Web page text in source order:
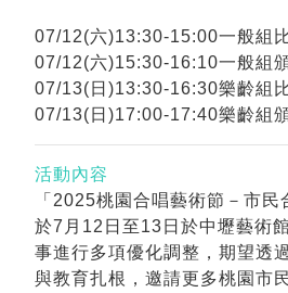
07/12(六)13:30-15:00一般組
07/12(六)15:30-16:10一般組
07/13(日)13:30-16:30樂齡組
07/13(日)17:00-17:40樂齡組
活動內容
「2025桃園合唱藝術節－市
於7月12日至13日於中壢藝術
事進行多項優化調整，期望透
與教育扎根，邀請更多桃園市